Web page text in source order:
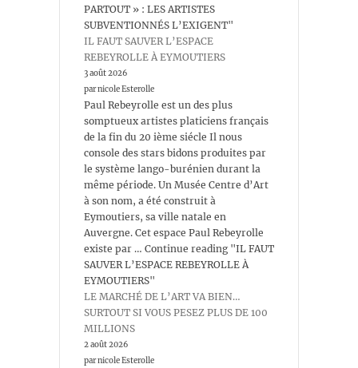
PARTOUT » : LES ARTISTES
SUBVENTIONNÉS L’EXIGENT"
IL FAUT SAUVER L’ESPACE
REBEYROLLE À EYMOUTIERS
3 août 2026
par nicole Esterolle
Paul Rebeyrolle est un des plus
somptueux artistes platiciens français
de la fin du 20 ième siécle Il nous
console des stars bidons produites par
le système lango-burénien durant la
même période. Un Musée Centre d’Art
à son nom, a été construit à
Eymoutiers, sa ville natale en
Auvergne. Cet espace Paul Rebeyrolle
existe par … Continue reading "IL FAUT
SAUVER L’ESPACE REBEYROLLE À
EYMOUTIERS"
LE MARCHÉ DE L’ART VA BIEN…
SURTOUT SI VOUS PESEZ PLUS DE 100
MILLIONS
2 août 2026
par nicole Esterolle